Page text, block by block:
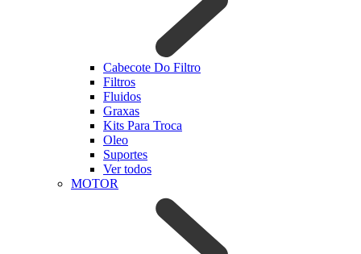
Cabecote Do Filtro
Filtros
Fluidos
Graxas
Kits Para Troca
Oleo
Suportes
Ver todos
MOTOR